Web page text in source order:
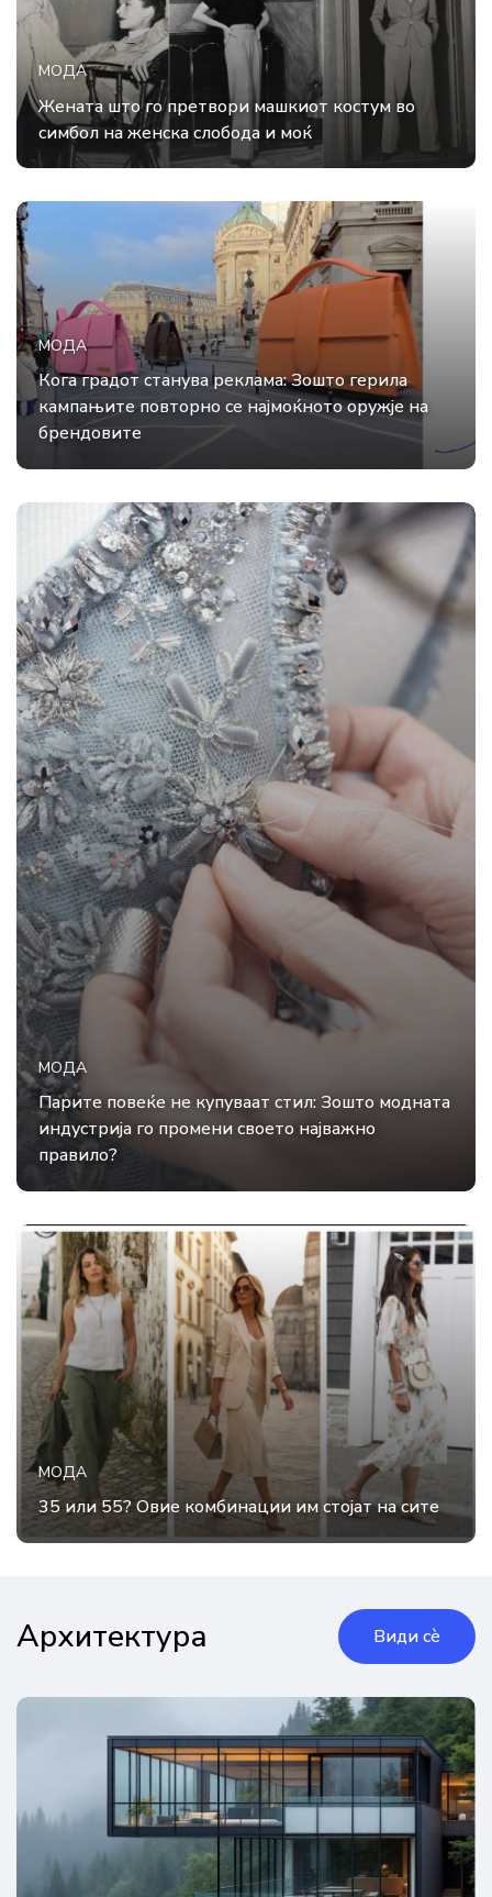
МОДА
Жената што го претвори машкиот костум во
симбол на женска слобода и моќ
МОДА
Кога градот станува реклама: Зошто герила
кампањите повторно се најмоќното оружје на
брендовите
МОДА
Парите повеќе не купуваат стил: Зошто модната
индустрија го промени своето најважно
правило?
МОДА
35 или 55? Овие комбинации им стојат на сите
Архитектура Види сè